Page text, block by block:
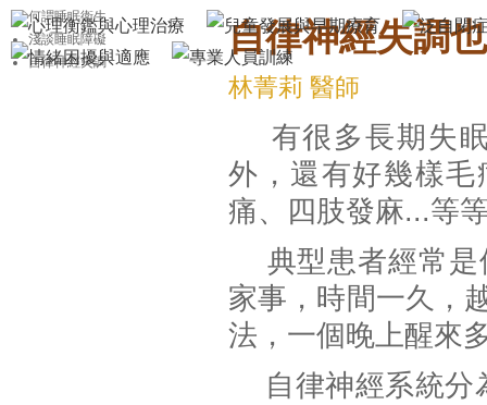
自律神經失調
林菁莉 醫師
有很多長期失眠
外，還有好幾樣
痛、四肢發麻...等
典型患者經常是
家事，時間一久，
法，一個晚上醒來
自律神經系統分
何謂睡眠衛生
淺談睡眠障礙
自律神經失調